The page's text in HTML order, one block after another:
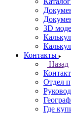
3D
Контакты
Назад
Отдел
Где